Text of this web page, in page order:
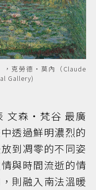
，克勞德・莫內（Claude
Gallery)
文森・梵谷 最廣
透過鮮明濃烈的
到凋零的不同姿
與時間流逝的情
則融入南法溫暖